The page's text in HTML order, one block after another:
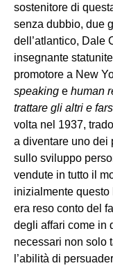
sostenitore di
senza dubbio, due
dell’atlantico, Dale
insegnante
promotore a New
speaking e human
trattare gli altri e
volta nel 1937,
a diventare uno dei
sullo sviluppo
vendute in tutto il
inizialmente
era reso conto del
degli affari come in
necessari non solo
l’abilità di